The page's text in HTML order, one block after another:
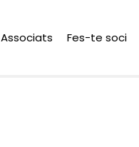
Associats Fes-te soci